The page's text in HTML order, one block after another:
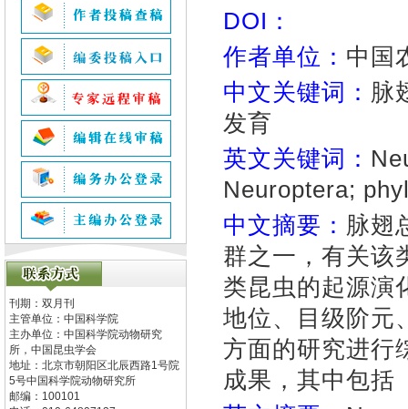
刊期：双月刊
主管单位： 中国科学院
主办单位： 中国科学院动物研究
所，中国昆虫学会
地址： 北京市朝阳区北辰西路1号院
5号中国科学院动物研究所
邮编： 100101
DOI：
作者单位： 中国
中文关键词： 脉
发育
英文关键词：
Neuroptera;
中文摘要： 脉翅
群之一，有关该
类昆虫的起源演
地位、目级阶元
方面的研究进行
成果，其中包括